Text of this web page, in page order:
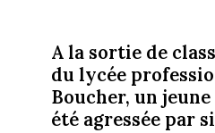
A la sortie de
du lycée
Boucher, un jeune
été agressée par